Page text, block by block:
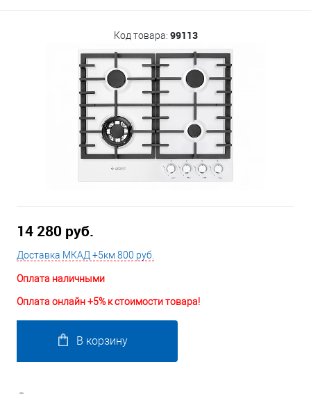
Код товара: 99113
14 280 руб.
Доставка МКАД +5км 800 руб.
Оплата наличными
Оплата онлайн +5% к стоимости товара!
В корзину